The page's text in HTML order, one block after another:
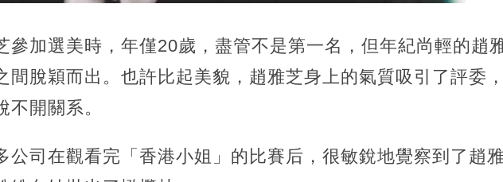
參加選美時，年僅20歲，盡管不是第一名，但年紀尚輕的趙
間脫穎而出。也許比起美貌，趙雅芝身上的氣質吸引了評委
不開關系。
公司在觀看完「香港小姐」的比賽后，很敏銳地覺察到了趙